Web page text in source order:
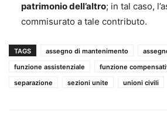
patrimonio dell’altro; in tal caso,
commisurato a tale contributo.
TAGS assegno di mantenimento
funzione assistenziale
funzione
separazione
sezioni unite unioni civili